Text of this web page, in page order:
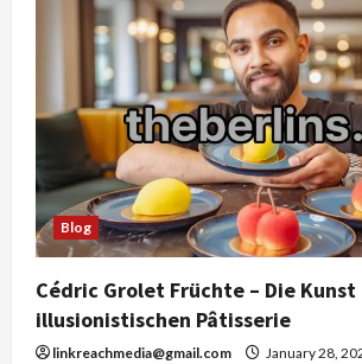
Blog
Cédric Grolet Früchte – Die
illusionistischen Pâtisserie
linkreachmedia@gmail.com January 28,